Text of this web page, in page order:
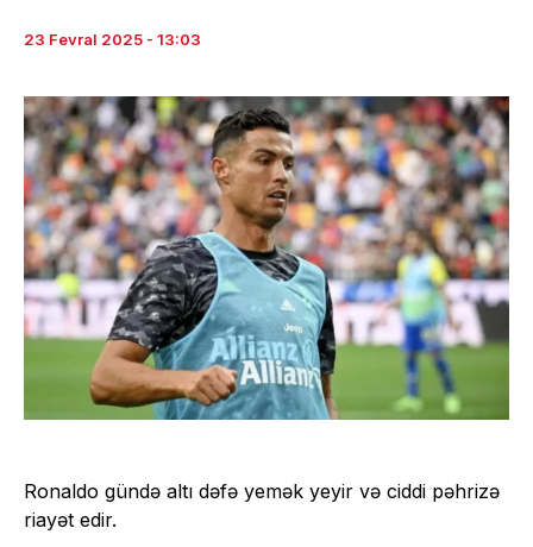
23 Fevral 2025 - 13:03
Ronaldo gündə altı dəfə yemək yeyir və ciddi pəhrizə
riayət edir.